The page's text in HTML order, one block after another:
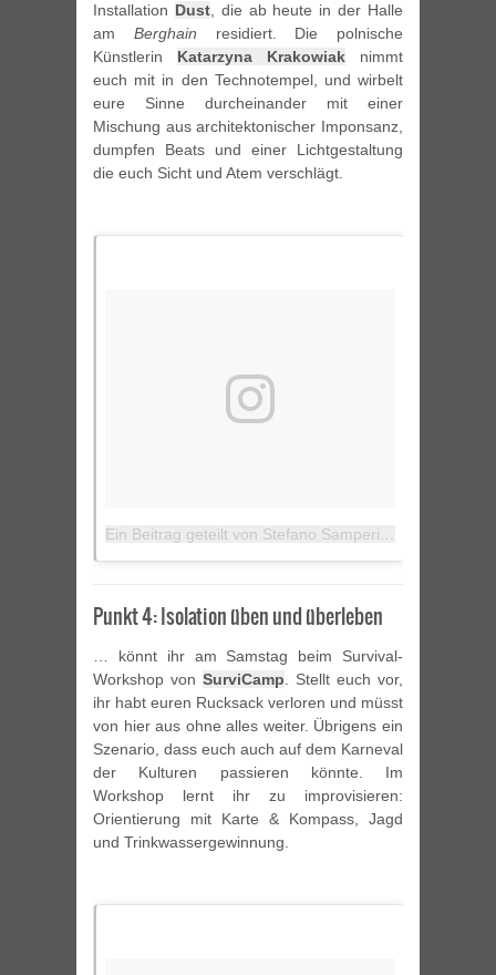
Installation Dust, die ab heute in der Halle
am Berghain residiert. Die polnische
Künstlerin Katarzyna Krakowiak nimmt
euch mit in den Technotempel, und wirbelt
eure Sinne durcheinander mit einer
Mischung aus architektonischer Imponsanz,
dumpfen Beats und einer Lichtgestaltung
die euch Sicht und Atem verschlägt.
Punkt 4: Isolation üben und überleben
… könnt ihr am Samstag beim Survival-
Workshop von SurviCamp . Stellt euch vor,
ihr habt euren Rucksack verloren und müsst
von hier aus ohne alles weiter. Übrigens ein
Szenario, dass euch auch auf dem Karneval
der Kulturen passieren könnte. Im
Workshop lernt ihr zu improvisieren:
Orientierung mit Karte & Kompass, Jagd
und Trinkwassergewinnung.